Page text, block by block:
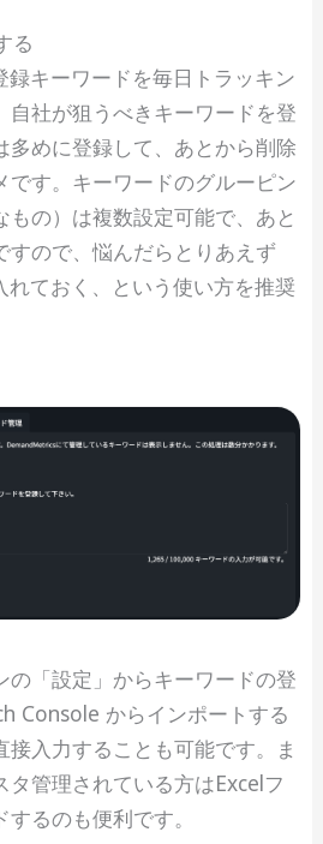
る
キーワードを毎日トラッキン
自社が狙うべきキーワードを登
多めに登録して、あとから削除
です。キーワードのグルーピン
もの）は複数設定可能で、あと
すので、悩んだらとりあえず
ておく、という使い方を推奨
の「設定」からキーワードの登
Console からインポートする
接入力することも可能です。ま
タ管理されている方はExcelフ
るのも便利です。